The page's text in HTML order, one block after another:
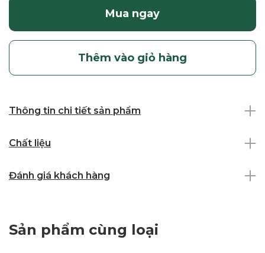
Mua ngay
Thêm vào giỏ hàng
Thông tin chi tiết sản phẩm
Chất liệu
Đánh giá khách hàng
Sản phẩm cùng loại